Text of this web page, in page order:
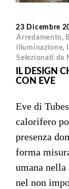
23 Dicembre
Arredamento,
illuminazione,
Selezionati da
IL DESIGN
CON EVE
Eve di
calorifero
presenza
forma
umana nella
nel non